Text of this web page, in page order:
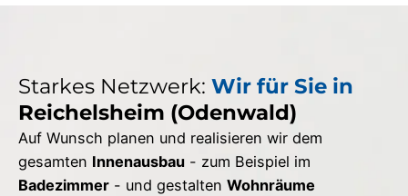
Starkes Netzwerk: Wir für Sie in
Reichelsheim (Odenwald)
Auf Wunsch planen und realisieren wir dem
gesamten Innenausbau - zum Beispiel im
Badezimmer - und gestalten Wohnräume